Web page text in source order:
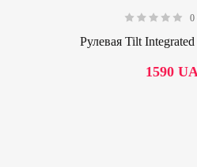
0
Рулевая Tilt
1590